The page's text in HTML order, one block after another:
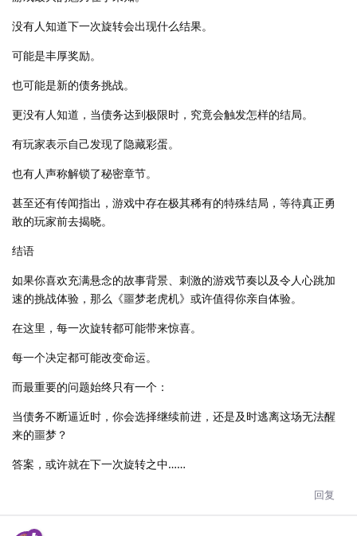
没有人知道下一次旋转会出现什么结果。
可能是丰厚奖励。
也可能是新的债务挑战。
更没有人知道，当债务达到极限时，究竟会触发怎样的结局。
有玩家表示自己发现了隐藏彩蛋。
也有人声称解锁了秘密章节。
甚至还有传闻指出，游戏中存在极其稀有的特殊结局，等待真正勇
敢的玩家前去揭晓。
结语
如果你喜欢充满悬念的故事背景、刺激的游戏节奏以及令人心跳加
速的挑战体验，那么《噩梦老虎机》或许值得你亲自体验。
在这里，每一次旋转都可能带来惊喜。
每一个决定都可能改变命运。
而最重要的问题始终只有一个：
当债务不断逼近时，你会选择继续前进，还是及时逃离这场无法醒
来的噩梦？
答案，或许就在下一次旋转之中……
回复